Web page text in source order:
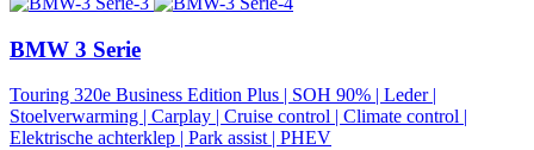
BMW 3 Serie
Touring 320e Business Edition Plus | SOH 90% | Leder |
Stoelverwarming | Carplay | Cruise control | Climate control |
Elektrische achterklep | Park assist | PHEV